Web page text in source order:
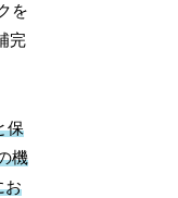
を
完
保
機
お